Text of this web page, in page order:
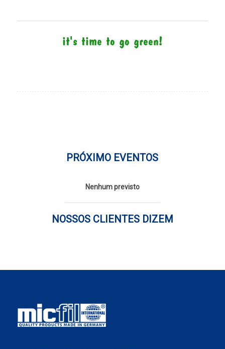
it's time to go green!
PRÓXIMO EVENTOS
Nenhum previsto
NOSSOS CLIENTES DIZEM